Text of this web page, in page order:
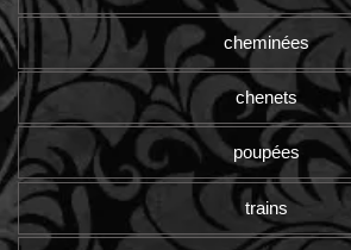
cheminées
chenets
poupées
trains